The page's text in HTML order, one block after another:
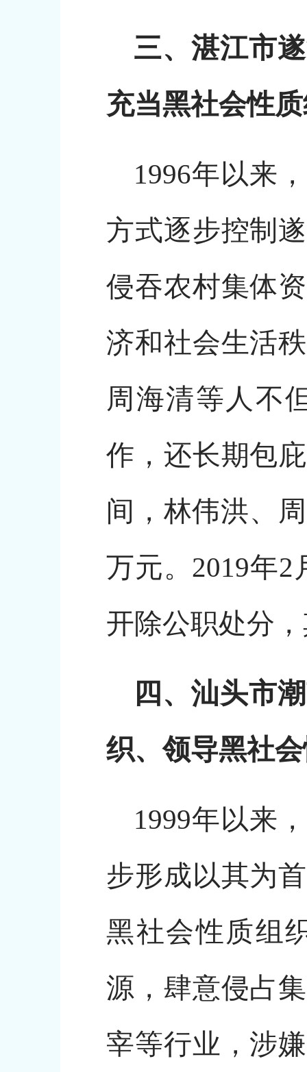
三、湛江市
充当黑社会性
1996年以来
方式逐步控制
侵吞农村集体
济和社会生活
周海清等人不
作，还长期包
间，林伟洪、
万元。2019年
开除公职处分
四、汕头市
织、领导黑社
1999年以来
步形成以其为
黑社会性质组
源，肆意侵占
宰等行业，涉